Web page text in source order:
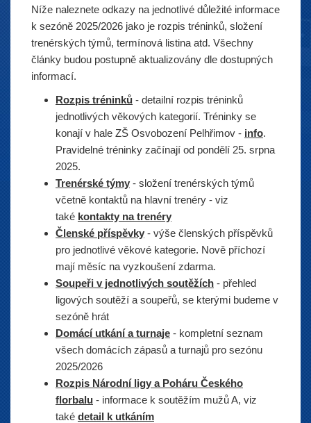
Níže naleznete odkazy na jednotlivé důležité informace
k sezóně 2025/2026 jako je rozpis tréninků, složení
trenérských týmů, termínová listina atd. Všechny
články budou postupně aktualizovány dle dostupných
informací.
Rozpis tréninků - detailní rozpis tréninků
jednotlivých věkových kategorií. Tréninky se
konají v hale ZŠ Osvobození Pelhřimov - info.
Pravidelné tréninky začínají od pondělí 25. srpna
2025.
Trenérské týmy - složení trenérských týmů
včetně kontaktů na hlavní trenéry - viz
také kontakty na trenéry
Členské příspěvky - výše členských příspěvků
pro jednotlivé věkové kategorie. Nově příchozí
mají měsíc na vyzkoušení zdarma.
Soupeři v jednotlivých soutěžích - přehled
ligových soutěží a soupeřů, se kterými budeme v
sezóně hrát
Domácí utkání a turnaje - kompletní seznam
všech domácích zápasů a turnajů pro sezónu
2025/2026
Rozpis Národní ligy a Poháru Českého
florbalu - informace k soutěžím mužů A, viz
také detail k utkáním